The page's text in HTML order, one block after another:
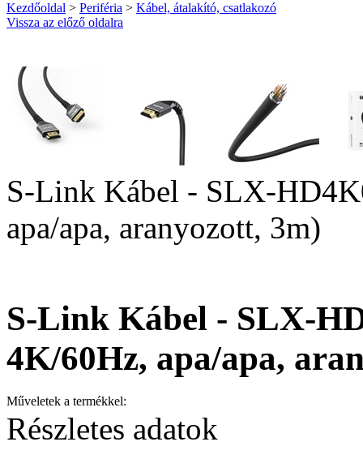
Kezdőoldal > Periféria > Kábel, átalakító, csatlakozó
Vissza az előző oldalra
S-Link Kábel - SLX-
apa/apa, aranyozott, 3m)
S-Link Kábel - SLX-
4K/60Hz, apa/apa,
Műveletek a termékkel:
Részletes adatok